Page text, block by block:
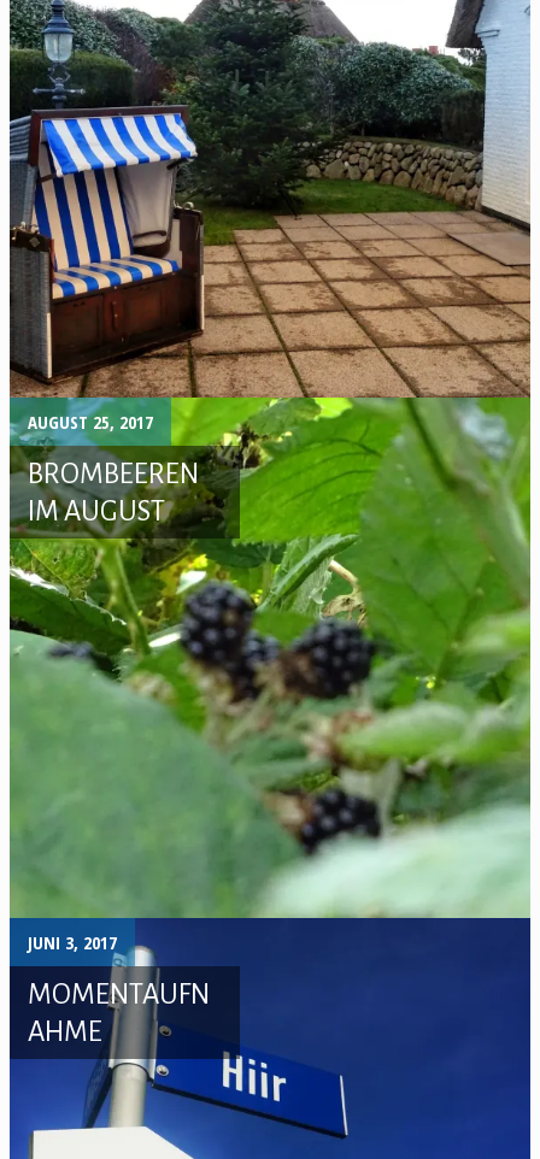
AUGUST 25, 2017
BROMBEEREN
IM AUGUST
JUNI 3, 2017
MOMENTAUFN
AHME